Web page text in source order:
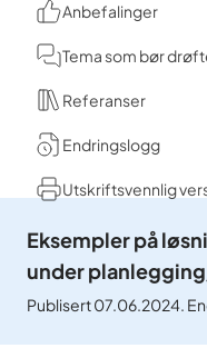
Anbefalinger
Tema som bør
Referanser
Endringslogg
Utskriftsvennlig
Eksempler på
under
Publisert 07.06.2024.